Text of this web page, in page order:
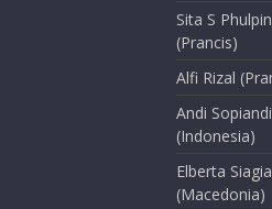
Sita S Phulpin
(Prancis)
Alfi Rizal
Andi Sopiandi
(Indonesia)
Elberta
(Macedonia)